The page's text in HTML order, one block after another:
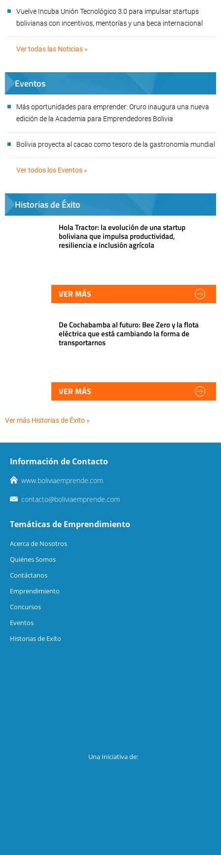
Vuelve Incuba Unión Tecnológico 3.0 para impulsar startups
bolivianas con incentivos, mentorías y una beca internacional
Ver todas las Noticias »
Eventos
Más oportunidades para emprender: Oruro inaugura una nueva
edición de la Academia para Emprendedores Bolivia
Bolivia proyecta al cacao como tesoro de la gastronomía mundial
Ver todos los Eventos »
Historias de Éxito
Hola Tractor: la evolución de una startup
boliviana que impulsa productividad,
resiliencia e inclusión agrícola
VER MÁS
De Cochabamba al futuro: Bee Zero y la flota
eléctrica que está cambiando la forma de
transportarnos
VER MÁS
Ver más Historias de Éxito »
Información de Contacto
www.boliviaemprende.com
contacto@boliviaemprende.com
Temáticas de Emprendimiento
Acerca de Nosotros
Quiénes Somos
Contáctanos
Emprendimiento
Concursos
Eventos
Historias de Exíto
Una Iniciativa de: